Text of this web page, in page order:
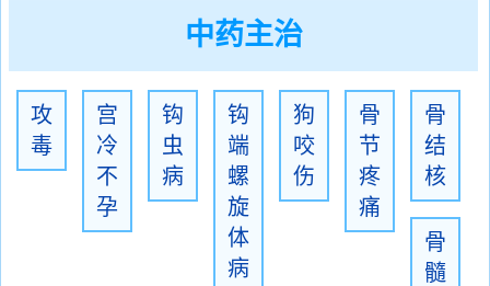
中药主治
攻
毒
宫
冷
不
孕
钩
虫
病
钩
端
螺
旋
体
病
狗
咬
伤
骨
节
疼
痛
骨
结
核
骨
髓